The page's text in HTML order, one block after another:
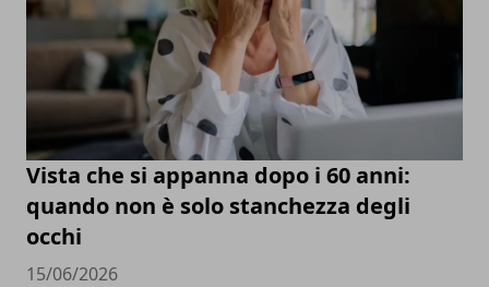
Vista che si appanna dopo i 60 anni:
quando non è solo stanchezza degli
occhi
15/06/2026